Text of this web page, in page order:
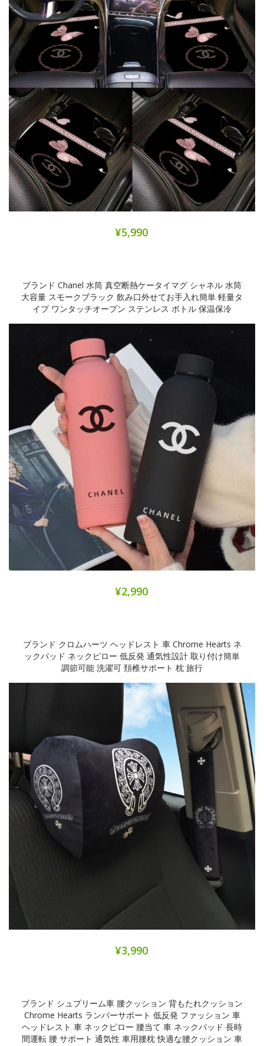
¥5,990
ブランド Chanel 水筒 真空断熱ケータイマグ シャネル 水筒
大容量 スモークブラック 飲み口外せてお手入れ簡単 軽量タ
イプ ワンタッチオープン ステンレス ボトル 保温保冷
¥2,990
ブランド クロムハーツ ヘッドレスト 車 Chrome Hearts ネ
ックパッド ネックピロー 低反発 通気性設計 取り付け簡単
調節可能 洗濯可 頚椎サポート 枕 旅行
¥3,990
ブランド シュプリーム車 腰クッション 背もたれクッション
Chrome Hearts ランバーサポート 低反発 ファッション 車
ヘッドレスト 車 ネックピロー 腰当て 車 ネックパッド 長時
間運転 腰 サポート 通気性 車用腰枕 快適な腰クッション 車